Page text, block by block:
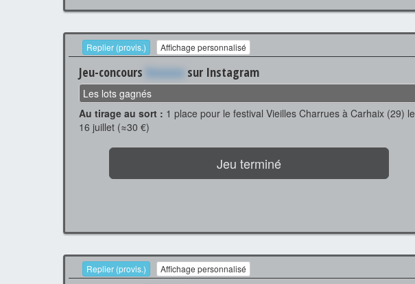
Replier (provis.) Affichage personnalisé
Jeu-concours Xxxxxxx sur Instagram
Les lots gagnés
Au tirage au sort : 1 place pour le festival Vieilles Charrues à Carhaix (29) le
16 juillet (≈30 €)
Jeu terminé
Replier (provis.) Affichage personnalisé